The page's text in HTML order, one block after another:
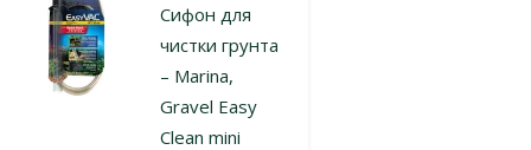
Сифон для
чистки грунта
– Marina,
Gravel Easy
Clean mini